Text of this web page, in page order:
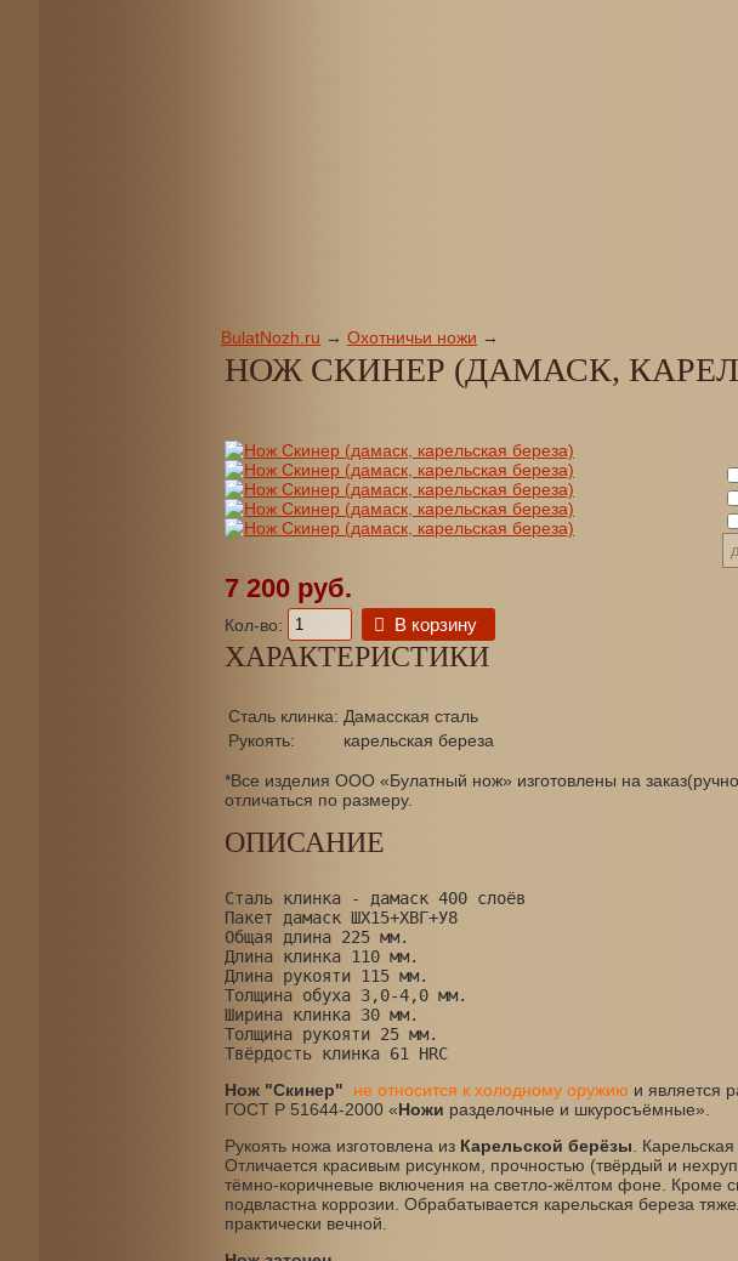
BulatNozh.ru → Охотничьи ножи →
НОЖ СКИНЕР (ДАМАСК,
7 200 руб.
Кол-во: В корзину
ХАРАКТЕРИСТИКИ
Сталь клинка: Дамасская сталь
Рукоять:
карельская береза
*Все изделия ООО «Булатный нож» изготовлены на
отличаться по размеру.
ОПИСАНИЕ
Сталь клинка - дамаск 400 слоёв
Пакет дамаск ШХ15+ХВГ+У8
Общая длина 225 мм.
Длина клинка 110 мм.
Длина рукояти 115 мм.
Толщина обуха 3,0-4,0 мм.
Ширина клинка 30 мм.
Толщина рукояти 25 мм.
Твёрдость клинка 61 HRC
Нож "Скинер"
не относится к холодному оружию и является
ГОСТ Р 51644-2000 «Ножи разделочные и шкуросъёмные».
Рукоять ножа изготовлена из Карельской берёзы .
Отличается красивым рисунком, прочностью (твёрдый и
тёмно-коричневые включения на светло-жёлтом фоне. Кроме
подвластна коррозии. Обрабатывается карельская береза
практически вечной.